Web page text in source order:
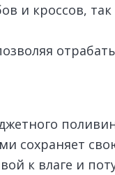
и кроссов,
сохраняет
к влаге и